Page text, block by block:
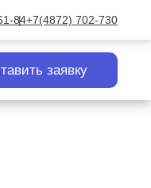
84+7(4872) 702-730
заявку